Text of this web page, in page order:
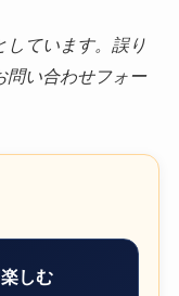
ています。誤り
問い合わせフォー
しむ